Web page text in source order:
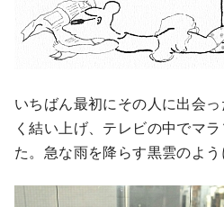
いちばん最初にその人に出会
く結い上げ、テレビの中でマ
た。急な雨を降らす黒雲のよう